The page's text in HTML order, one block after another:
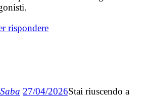
rispondere
27/04/2026Stai riuscendo a